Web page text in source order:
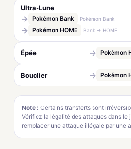
Ultra-Lune
→ Pokémon Bank Pokémon Bank
→ Pokémon HOME Bank → HOME
Épée → Pokémon
Bouclier → Pokémon
Note : Certains transferts sont
Vérifiez la légalité des attaques dans
remplacer une attaque illégale par une